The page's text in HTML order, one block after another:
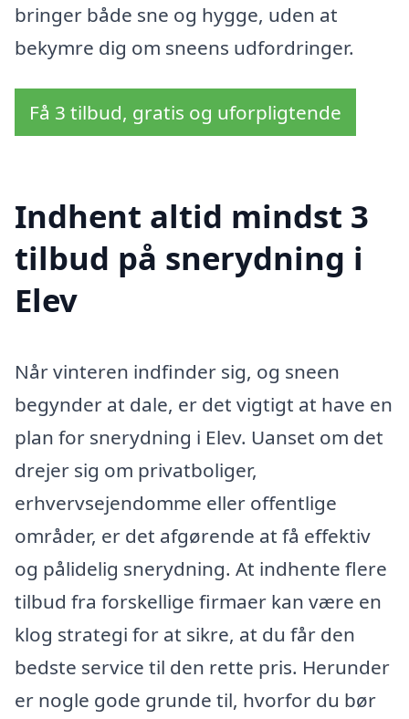
bringer både sne og hygge, uden at
bekymre dig om sneens udfordringer.
Få 3 tilbud, gratis og uforpligtende
Indhent altid mindst 3
tilbud på snerydning i
Elev
Når vinteren indfinder sig, og sneen
begynder at dale, er det vigtigt at have en
plan for snerydning i Elev. Uanset om det
drejer sig om privatboliger,
erhvervsejendomme eller offentlige
områder, er det afgørende at få effektiv
og pålidelig snerydning. At indhente flere
tilbud fra forskellige firmaer kan være en
klog strategi for at sikre, at du får den
bedste service til den rette pris. Herunder
er nogle gode grunde til, hvorfor du bør